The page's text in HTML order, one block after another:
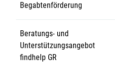
Begabtenförderung
Beratungs- und
Unterstützungsangebot
findhelp GR